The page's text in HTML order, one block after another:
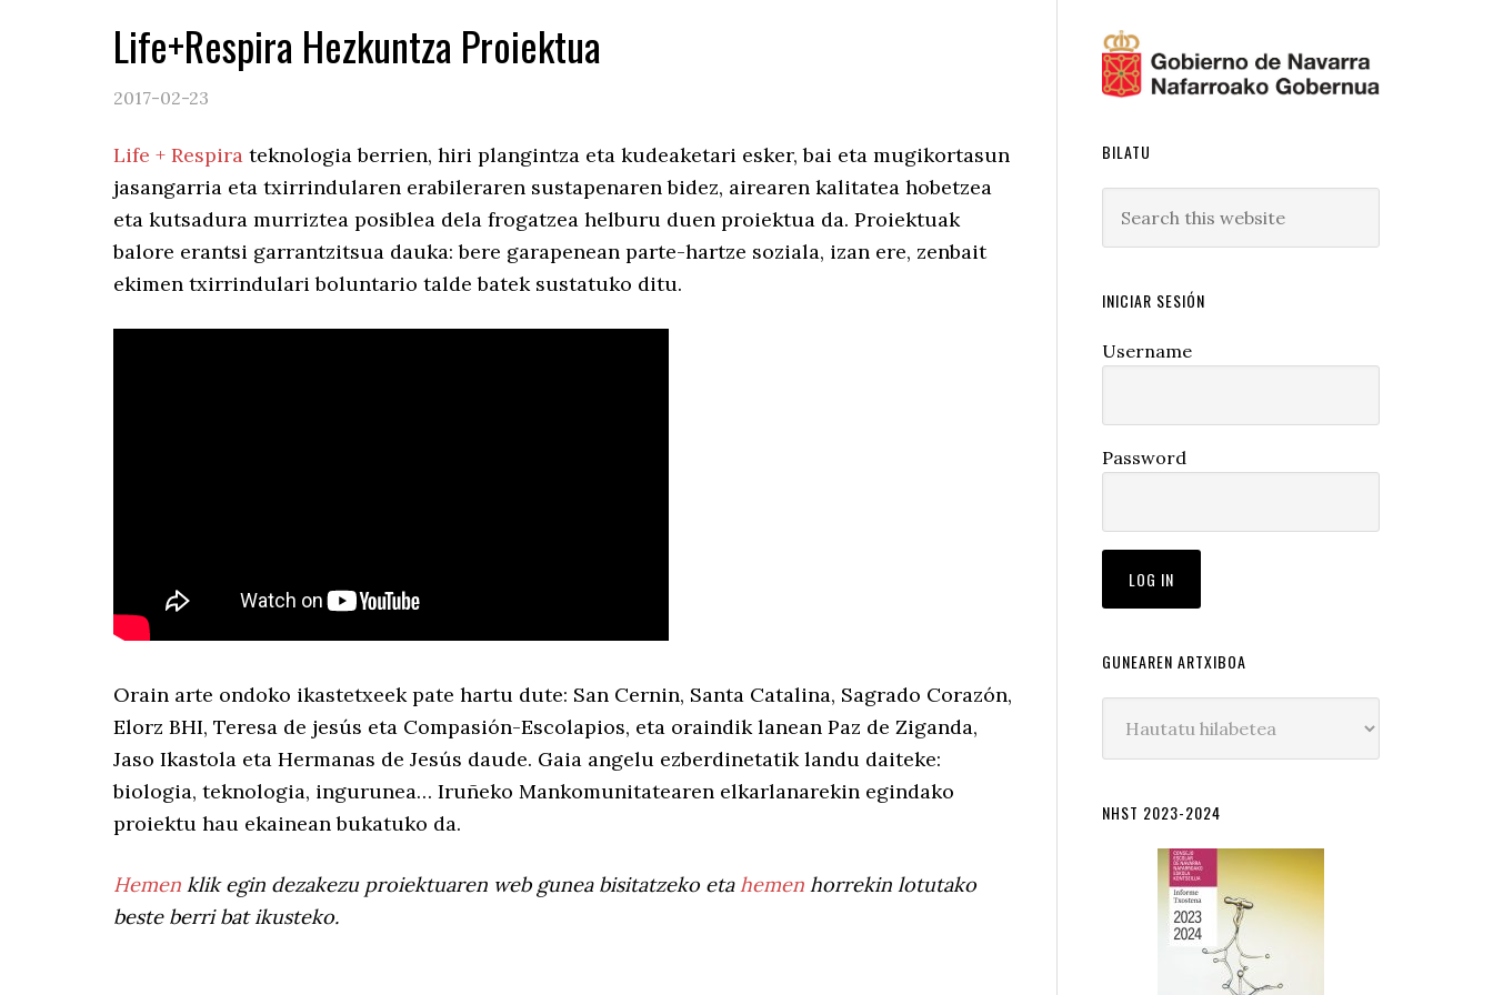
Life+Respira Hezkuntza Proiektua
2017-02-23
Life + Respira teknologia berrien, hiri plangintza eta kudeaketari esker, bai eta mugikortasun
jasangarria eta txirrindularen erabileraren sustapenaren bidez, airearen kalitatea hobetzea
eta kutsadura murriztea posiblea dela frogatzea helburu duen proiektua da. Proiektuak
balore erantsi garrantzitsua dauka: bere garapenean parte-hartze soziala, izan ere, zenbait
ekimen txirrindulari boluntario talde batek sustatuko ditu.
Orain arte ondoko ikastetxeek pate hartu dute: San Cernin, Santa Catalina, Sagrado Corazón,
Elorz BHI, Teresa de jesús eta Compasión-Escolapios, eta oraindik lanean Paz de Ziganda,
Jaso Ikastola eta Hermanas de Jesús daude. Gaia angelu ezberdinetatik landu daiteke:
biologia, teknologia, ingurunea… Iruñeko Mankomunitatearen elkarlanarekin egindako
proiektu hau ekainean bukatuko da.
Hemen klik egin dezakezu proiektuaren web gunea bisitatzeko etahemen horrekin lotutako
beste berri bat ikusteko.
BILATU
this
INICIAR SESIÓN
Username
Password
GUNEAREN ARTXIBOA
artxiboa
NHST 2023-2024